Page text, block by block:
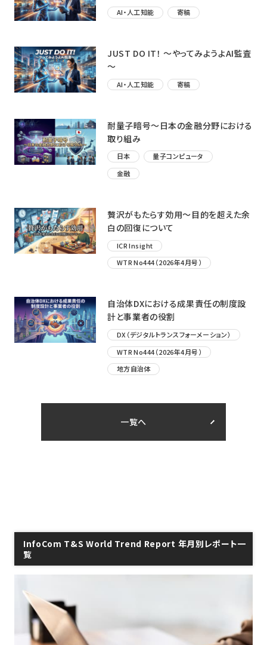
AI・人工知能 寄稿
JUST DO IT！ ～やってみようよAI監査
～
AI・人工知能 寄稿
耐量子暗号～日本の金融分野における
取り組み
日本
量子コンピュータ
金融
贅沢がもたらす効用〜目的を超えた余
白の回復について
ICR Insight
WTR No444（2026年4月号）
自治体DXにおける成果責任の制度設
計と事業者の役割
DX（デジタルトランスフォーメーション）
WTR No444（2026年4月号）
地方自治体
一覧へ
InfoCom T&S World Trend Report 年月別レポート一
覧